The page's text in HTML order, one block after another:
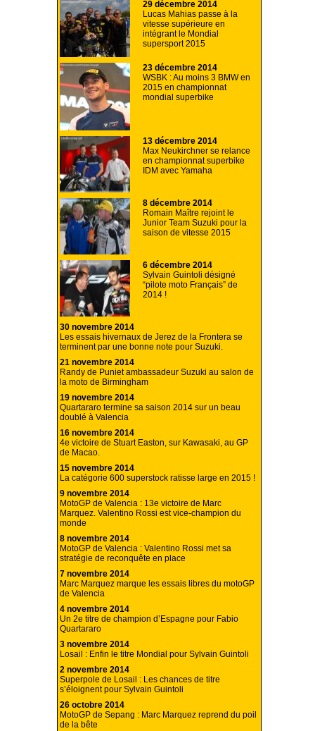
29 décembre 2014
Lucas Mahias passe à la
vitesse supérieure en
intégrant le Mondial
supersport 2015
23 décembre 2014
WSBK : Au moins 3 BMW en
2015 en championnat
mondial superbike
13 décembre 2014
Max Neukirchner se relance
en championnat superbike
IDM avec Yamaha
8 décembre 2014
Romain Maître rejoint le
Junior Team Suzuki pour la
saison de vitesse 2015
6 décembre 2014
Sylvain Guintoli désigné
“pilote moto Français” de
2014 !
30 novembre 2014
Les essais hivernaux de Jerez de la Frontera se
terminent par une bonne note pour Suzuki.
21 novembre 2014
Randy de Puniet ambassadeur Suzuki au salon de
la moto de Birmingham
19 novembre 2014
Quartararo termine sa saison 2014 sur un beau
doublé à Valencia
16 novembre 2014
4e victoire de Stuart Easton, sur Kawasaki, au GP
de Macao.
15 novembre 2014
La catégorie 600 superstock ratisse large en 2015 !
9 novembre 2014
MotoGP de Valencia : 13e victoire de Marc
Marquez. Valentino Rossi est vice-champion du
monde
8 novembre 2014
MotoGP de Valencia : Valentino Rossi met sa
stratégie de reconquête en place
7 novembre 2014
Marc Marquez marque les essais libres du motoGP
de Valencia
4 novembre 2014
Un 2e titre de champion d’Espagne pour Fabio
Quartararo
3 novembre 2014
Losail : Enfin le titre Mondial pour Sylvain Guintoli
2 novembre 2014
Superpole de Losail : Les chances de titre
s’éloignent pour Sylvain Guintoli
26 octobre 2014
MotoGP de Sepang : Marc Marquez reprend du poil
de la bête